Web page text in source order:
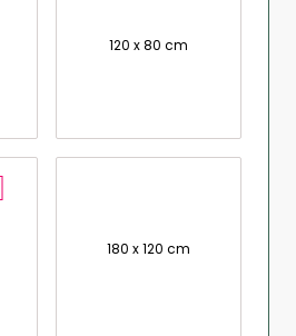
120 x 80 cm
180 x 120 cm